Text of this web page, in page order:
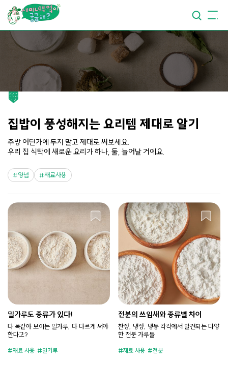
요리가 건강해지는부엌
요리가쉬워지는
집밥이 풍성해지는 요리템 제대로 알기
주방 어딘가에 두지 말고 제대로 써보세요.
우리 집 식탁에 새로운 요리가 하나, 둘, 늘어날 거예요.
양념 재료사용
밀가루도 종류가 있다!
다 똑같아 보이는 밀가루, 다 다르게 써야
한다고?
재료 사용 밀가루
전분의 쓰임새와 종류별 차이
찬장, 냉장, 냉동 각각에서 발견되는 다양
한 전분 가루들
재료 사용 전분